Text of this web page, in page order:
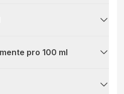
pro 100 ml